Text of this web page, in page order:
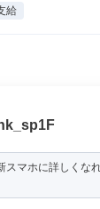
給
マホに詳しくな